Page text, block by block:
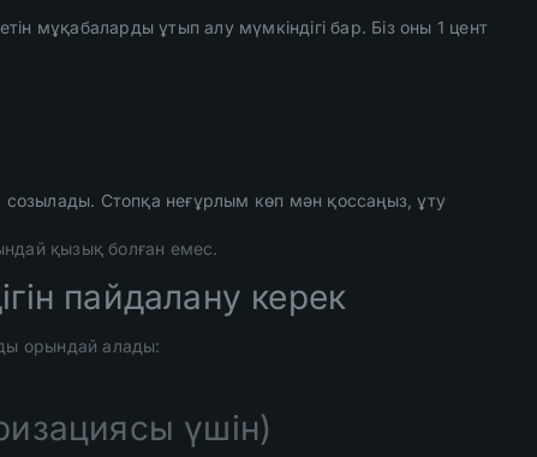
мұқабаларды ұтып алу мүмкіндігі бар. Біз оны 1 цент
созылады. Стопқа неғұрлым көп мән қоссаңыз, ұту
қызық болған емес.
пайдалану керек
орындай алады:
үшін)